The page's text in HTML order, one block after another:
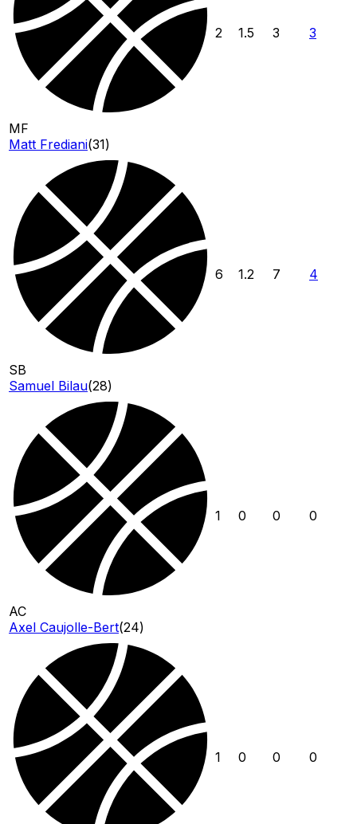
MF
Matt Frediani(31)
2 1.5 3 3
SB
Samuel Bilau(28)
6 1.2 7 4
AC
Axel Caujolle-Bert(24)
1 0 0 0
1 0 0 0